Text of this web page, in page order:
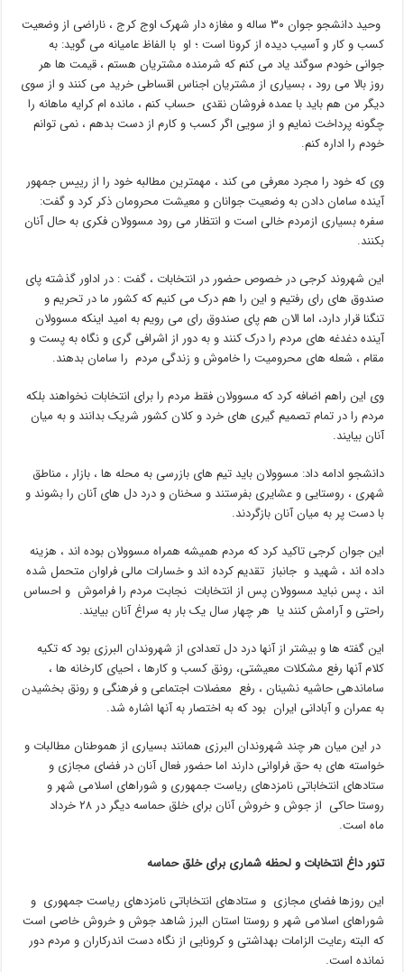
وحید دانشجو جوان ۳۰ ساله و مغازه دار شهرک اوج کرج ، ناراضی از وضعیت
کسب و کار و آسیب دیده از کرونا است ؛ او با الفاظ عامیانه می گوید: به
جوانی خودم سوگند یاد می کنم که شرمنده مشتریان هستم ، قیمت ها هر
روز بالا می رود ، بسیاری از مشتریان اجناس اقساطی خرید می کنند و از سوی
دیگر من هم باید با عمده فروشان نقدی حساب کنم ، مانده ام کرایه ماهانه را
چگونه پرداخت نمایم و از سویی اگر کسب و کارم از دست بدهم ، نمی توانم
خودم را اداره کنم.
وی که خود را مجرد معرفی می کند ، مهمترین مطالبه خود را از رییس جمهور
آینده سامان دادن به وضعیت جوانان و معیشت محرومان ذکر کرد و گفت:
سفره بسیاری ازمردم خالی است و انتظار می رود مسوولان فکری به حال آنان
بکنند.
این شهروند کرجی در خصوص حضور در انتخابات ، گفت : در اداور گذشته پای
صندوق های رای رفتیم و این را هم درک می کنیم که کشور ما در تحریم و
تنگنا قرار دارد، اما الان هم پای صندوق رای می رویم به امید اینکه مسوولان
آینده دغدغه های مردم را درک کنند و به دور از اشرافی گری و نگاه به پست و
مقام ، شعله های محرومیت را خاموش و زندگی مردم را سامان بدهند.
وی این راهم اضافه کرد که مسوولان فقط مردم را برای انتخابات نخواهند بلکه
مردم را در تمام تصمیم گیری های خرد و کلان کشور شریک بدانند و به میان
آنان بیایند.
دانشجو ادامه داد: مسوولان باید تیم های بازرسی به محله ها ، بازار ، مناطق
شهری ، روستایی و عشایری بفرستند و سخنان و درد دل های آنان را بشوند و
با دست پر به میان آنان بازگردند.
این جوان کرجی تاکید کرد که مردم همیشه همراه مسوولان بوده اند ، هزینه
داده اند ، شهید و جانباز تقدیم کرده اند و خسارات مالی فراوان متحمل شده
اند ، پس نباید مسوولان پس از انتخابات نجابت مردم را فراموش و احساس
راحتی و آرامش کنند یا هر چهار سال یک بار به سراغ آنان بیایند.
این گفته ها و بیشتر از آنها درد دل تعدادی از شهروندان البرزی بود که تکیه
کلام آنها رفع مشکلات معیشتی، رونق کسب و کارها ، احیای کارخانه ها ،
ساماندهی حاشیه نشینان ، رفع معضلات اجتماعی و فرهنگی و رونق بخشیدن
به عمران و آبادانی ایران بود که به اختصار به آنها اشاره شد.
در این میان هر چند شهروندان البرزی همانند بسیاری از هموطنان مطالبات و
خواسته های به حق فراوانی دارند اما حضور فعال آنان در فضای مجازی و
ستادهای انتخاباتی نامزدهای ریاست جمهوری و شوراهای اسلامی شهر و
روستا حاکی از جوش و خروش آنان برای خلق حماسه دیگر در ۲۸ خرداد
ماه است.
تنور داغ انتخابات و لحظه شماری برای خلق حماسه
این روزها فضای مجازی و ستادهای انتخاباتی نامزدهای ریاست جمهوری و
شوراهای اسلامی شهر و روستا استان البرز شاهد جوش و خروش خاصی است
که البته رعایت الزامات بهداشتی و کرونایی از نگاه دست اندرکاران و مردم دور
نمانده است.